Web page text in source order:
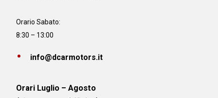
Orario Sabato:
8:30 – 13:00
info@dcarmotors.it
Orari Luglio – Agosto